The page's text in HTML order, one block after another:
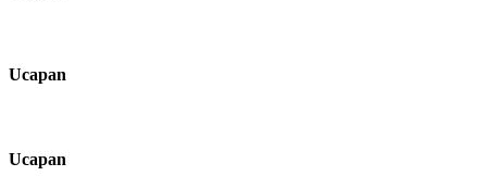
Ucapan
Ucapan